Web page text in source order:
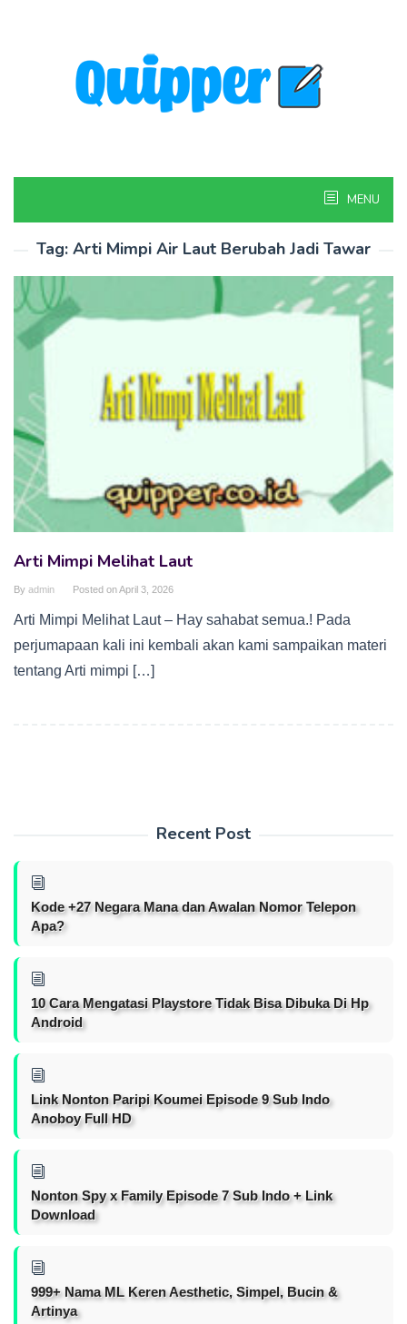
MENU
Tag: Arti Mimpi Air Laut Berubah Jadi Tawar
Arti Mimpi Melihat Laut
By admin Posted onApril 3, 2026
Arti Mimpi Melihat Laut – Hay sahabat semua.! Pada
perjumapaan kali ini kembali akan kami sampaikan materi
tentang Arti mimpi […]
Recent Post
Kode +27 Negara Mana dan Awalan Nomor Telepon
Apa?
10 Cara Mengatasi Playstore Tidak Bisa Dibuka Di Hp
Android
Link Nonton Paripi Koumei Episode 9 Sub Indo
Anoboy Full HD
Nonton Spy x Family Episode 7 Sub Indo + Link
Download
999+ Nama ML Keren Aesthetic, Simpel, Bucin &
Artinya